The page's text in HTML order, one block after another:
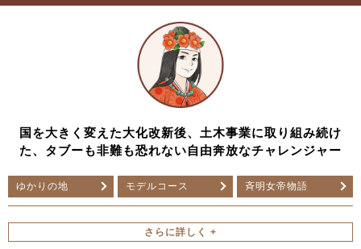
国を大きく変えた大化改新後、土木事業に取り組み続け
た、タブーも非難も恐れない自由奔放なチャレンジャー
ゆかりの地 モデルコース 斉明女帝物語